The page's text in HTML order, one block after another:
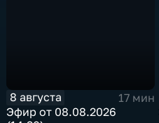
8 августа
17 мин
Эфир от 08.08.2026